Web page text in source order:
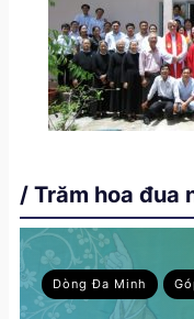
/ Trăm hoa đua
Dòng Đa Minh